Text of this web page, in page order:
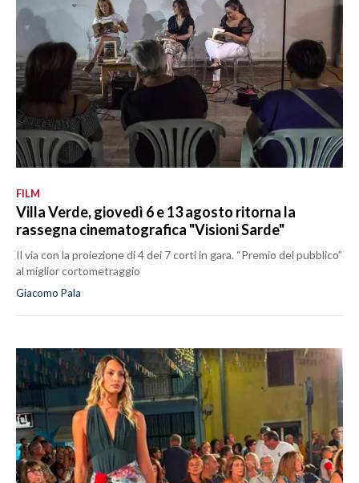
FILM
Villa Verde, giovedì 6 e 13 agosto ritorna la
rassegna cinematografica "Visioni Sarde"
Il via con la proiezione di 4 dei 7 corti in gara. “Premio del pubblico”
al miglior cortometraggio
Giacomo Pala